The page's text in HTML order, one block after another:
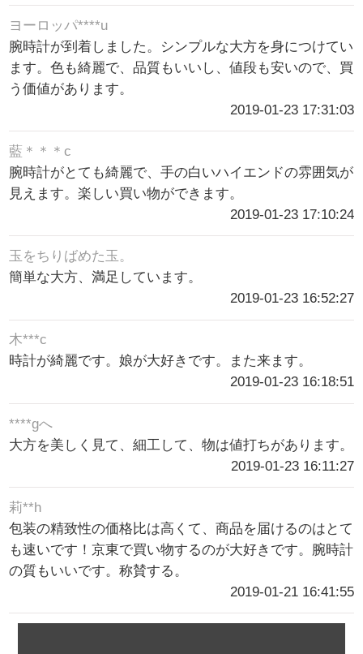
ヨーロッパ****u
腕時計が到着しました。シンプルな大方を身につけてい
ます。色も綺麗で、品質もいいし、値段も安いので、買
う価値があります。
2019-01-23 17:31:03
藍＊＊＊c
腕時計がとても綺麗で、手の白いハイエンドの雰囲気が
見えます。楽しい買い物ができます。
2019-01-23 17:10:24
玉をちりばめた玉。
簡単な大方、満足しています。
2019-01-23 16:52:27
木***c
時計が綺麗です。娘が大好きです。また来ます。
2019-01-23 16:18:51
****gへ
大方を美しく見て、細工して、物は値打ちがあります。
2019-01-23 16:11:27
莉**h
包装の精致性の価格比は高くて、商品を届けるのはとて
も速いです！京東で買い物するのが大好きです。腕時計
の質もいいです。称賛する。
2019-01-21 16:41:55